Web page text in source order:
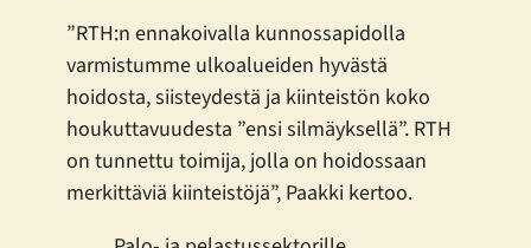
”RTH:n ennakoivalla kunnossapidolla
varmistumme ulkoalueiden hyvästä
hoidosta, siisteydestä ja kiinteistön koko
houkuttavuudesta ”ensi silmäyksellä”. RTH
on tunnettu toimija, jolla on hoidossaan
merkittäviä kiinteistöjä”, Paakki kertoo.